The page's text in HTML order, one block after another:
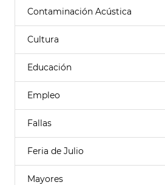
Contaminación Acústica
Cultura
Educación
Empleo
Fallas
Feria de Julio
Mayores